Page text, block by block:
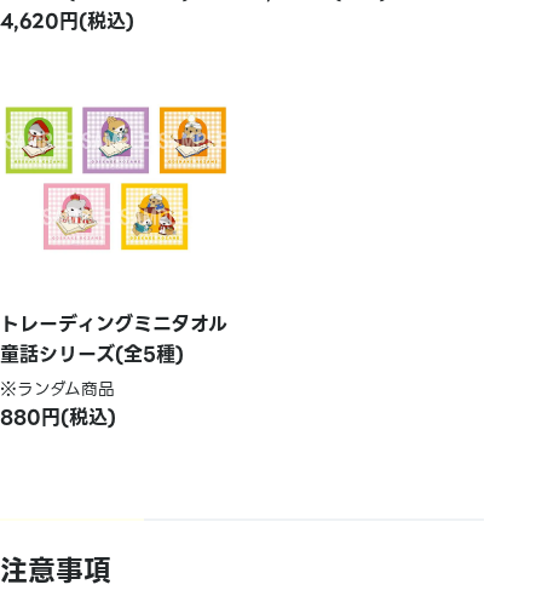
4,620円(税込)
トレーディングミニタオル
童話シリーズ(全5種)
※ランダム商品
880円(税込)
注意事項